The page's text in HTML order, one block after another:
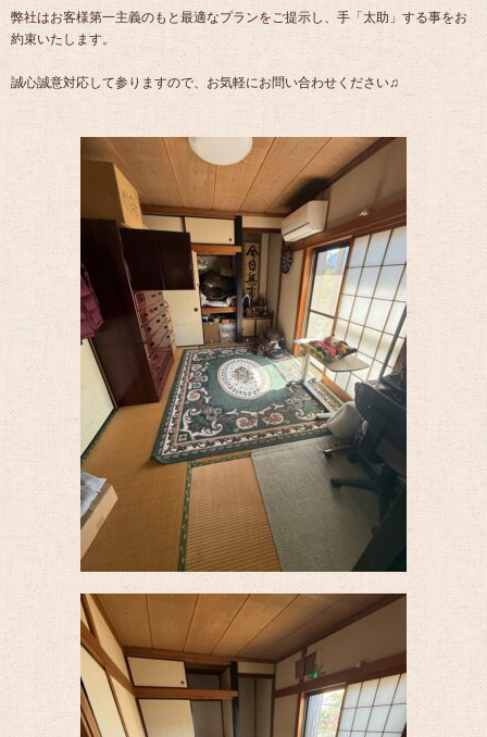
弊社はお客様第一主義のもと最適なプランをご提示し、手「太助」する事をお
約束いたします。
誠心誠意対応して参りますので、お気軽にお問い合わせください♫